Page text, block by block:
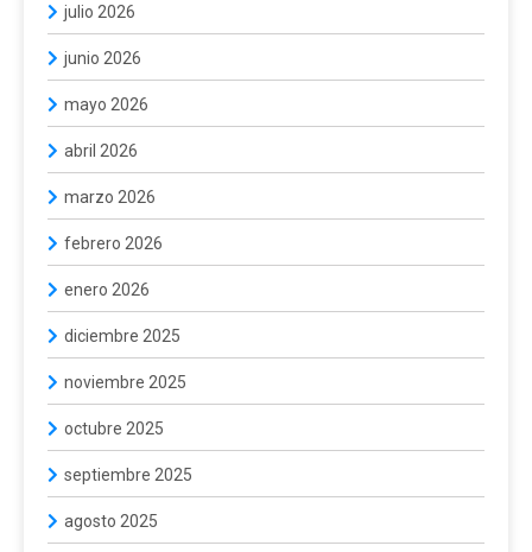
julio 2026
junio 2026
mayo 2026
abril 2026
marzo 2026
febrero 2026
enero 2026
diciembre 2025
noviembre 2025
octubre 2025
septiembre 2025
agosto 2025